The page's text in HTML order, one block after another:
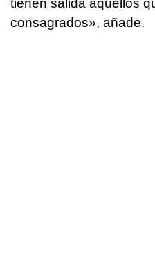
tienen salida aquellos
consagrados», añade.